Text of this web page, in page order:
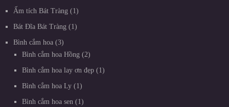
Ấm tích Bát Tràng 1
Bát Đĩa Bát Tràng 1
Bình cắm hoa
3
Bình cắm hoa Hồng
2
Bình cắm hoa lay ơn đẹp 1
Bình cắm hoa Ly 1
Bình cắm hoa sen 1